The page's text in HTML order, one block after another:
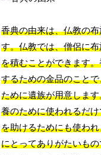
香典の由来は、仏教の
す。仏教では、僧侶に
を積むことができます
するための金品のこと
ために遺族が用意しま
養のために使われるだ
を助けるためにも使わ
にとってありがたいも